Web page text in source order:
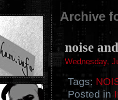
Archive
noise
Wednesday,
Tags:
Posted in